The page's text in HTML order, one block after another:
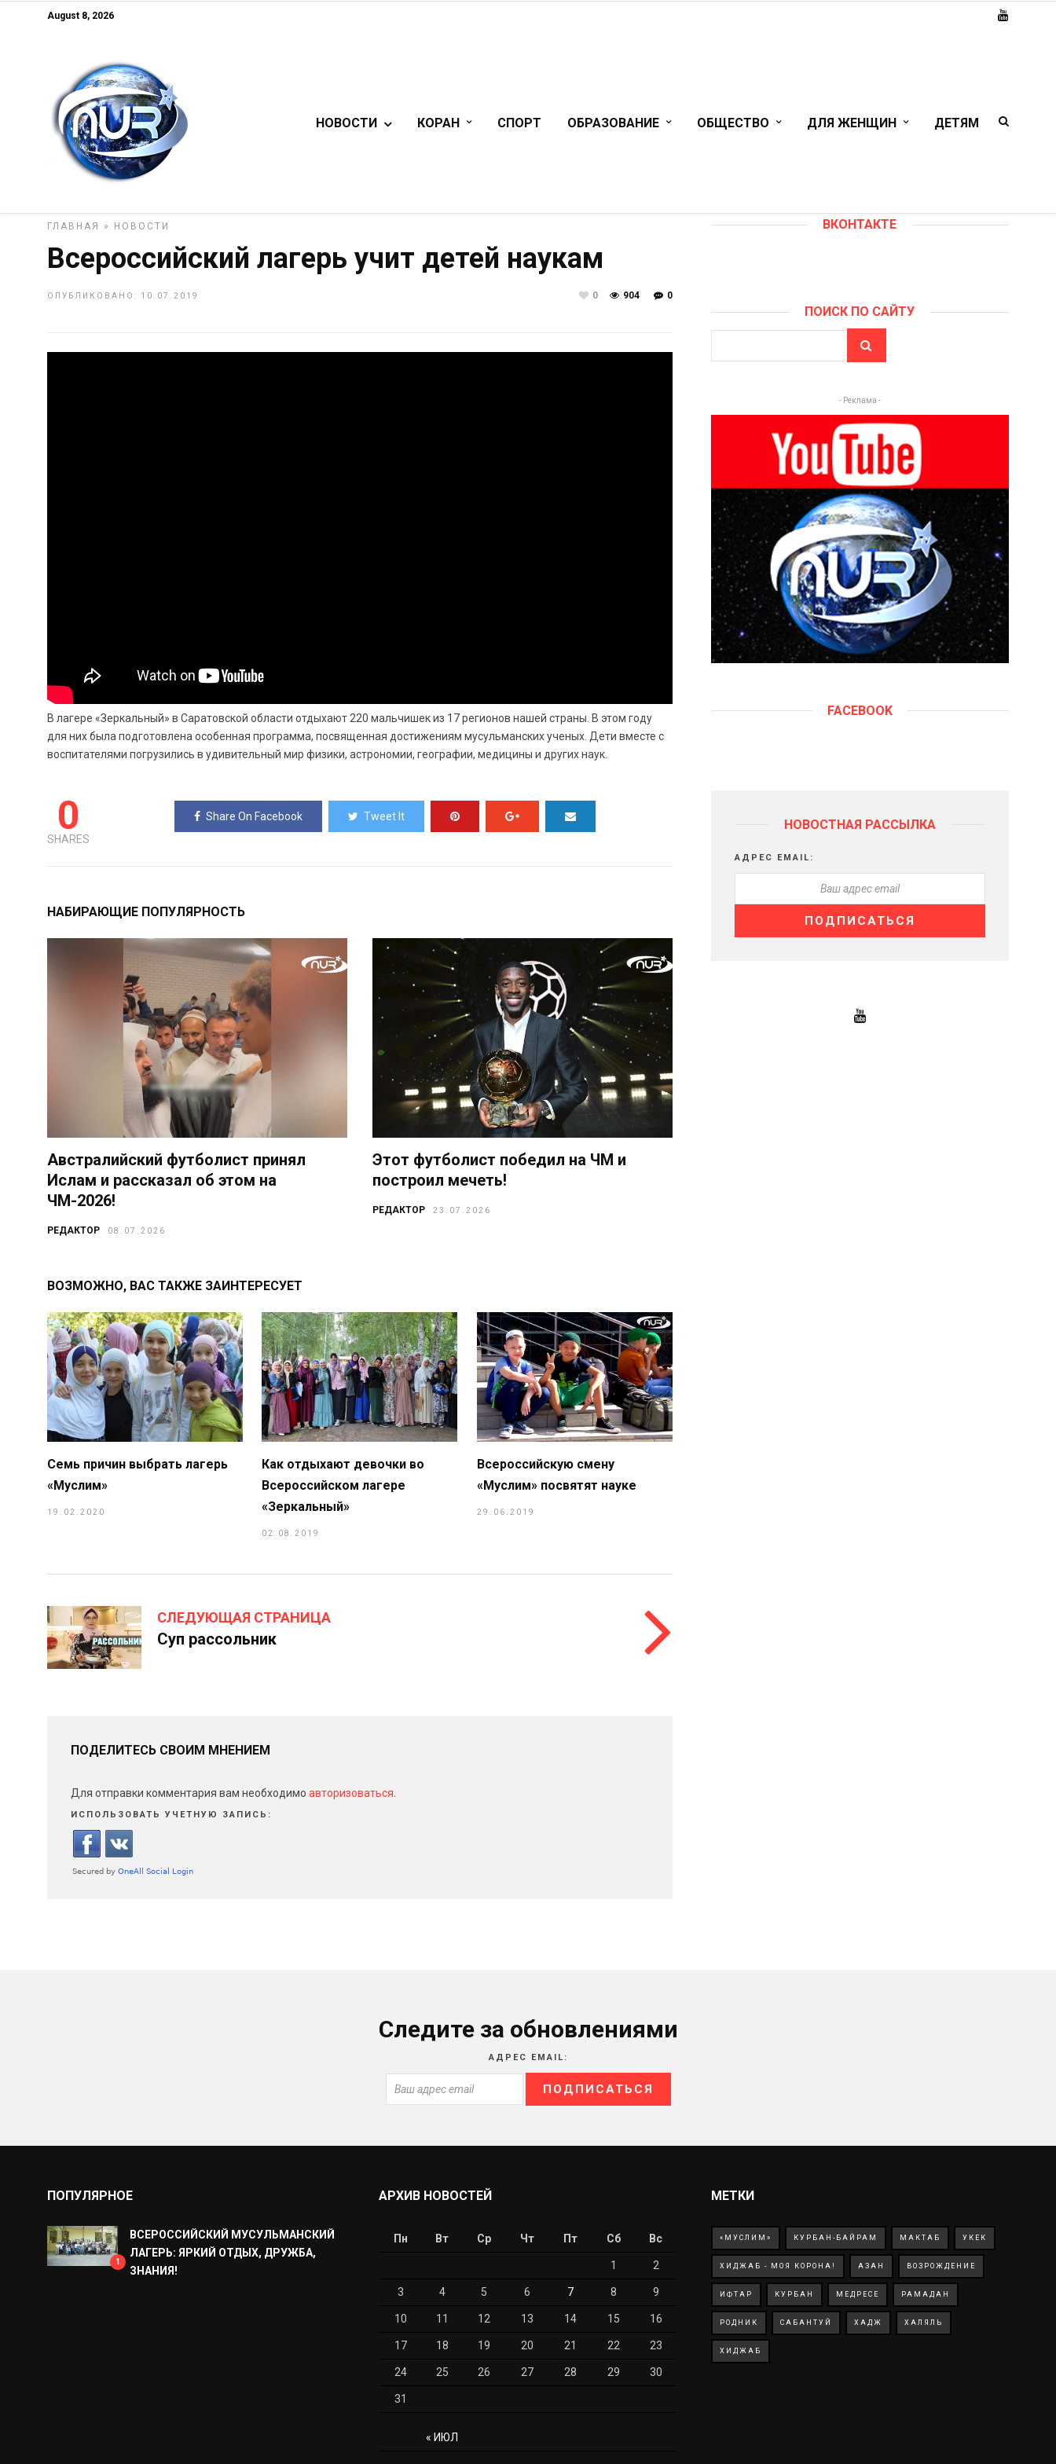
August 8, 2026
НОВОСТИ КОРАН СПОРТ ОБРАЗОВАНИЕ ОБЩЕСТВО ДЛЯ ЖЕНЩИН ДЕТЯМ
ГЛАВНАЯ » НОВОСТИ
Всероссийский лагерь учит детей наукам
ОПУБЛИКОВАНО: 10.07.2019 0
904
0
В лагере «Зеркальный» в Саратовской области отдыхают 220 мальчишек из 17 регионов нашей страны. В этом году
для них была подготовлена особенная программа, посвященная достижениям мусульманских ученых. Дети вместе с
воспитателями погрузились в удивительный мир физики, астрономии, географии, медицины и других наук.
0
SHARES
Share On Facebook Tweet It
НАБИРАЮЩИЕ ПОПУЛЯРНОСТЬ
Австралийский футболист принял
Ислам и рассказал об этом на
ЧМ-2026!
РЕДАКТОР 08.07.2026
Этот футболист победил на ЧМ и
построил мечеть!
РЕДАКТОР 23.07.2026
ВОЗМОЖНО, ВАС ТАКЖЕ ЗАИНТЕРЕСУЕТ
Семь причин выбрать лагерь
«Муслим»
19.02.2020
Как отдыхают девочки во
Всероссийском лагере
«Зеркальный»
02.08.2019
Всероссийскую смену
«Муслим» посвятят науке
29.06.2019
СЛЕДУЮЩАЯ СТРАНИЦА
Суп рассольник
ПОДЕЛИТЕСЬ СВОИМ МНЕНИЕМ
Для отправки комментария вам необходимо авторизоваться.
ИСПОЛЬЗОВАТЬ УЧЕТНУЮ ЗАПИСЬ:
ВКОНТАКТЕ
ПОИСК ПО САЙТУ
- Реклама -
FACEBOOK
НОВОСТНАЯ РАССЫЛКА
АДРЕС EMAIL:
Следите за обновлениями
АДРЕС EMAIL:
ПОПУЛЯРНОЕ
1
ВСЕРОССИЙСКИЙ МУСУЛЬМАНСКИЙ
ЛАГЕРЬ: ЯРКИЙ ОТДЫХ, ДРУЖБА,
ЗНАНИЯ!
АРХИВ НОВОСТЕЙ
Пн Вт Ср Чт Пт Сб Вс
« ИЮЛ
1 2
3 4 5 6 7 8 9
10 11 12 13 14 15 16
17 18 19 20 21 22 23
24 25 26 27 28 29 30
31
МЕТКИ
«МУСЛИМ» КУРБАН-БАЙРАМ МАКТАБ УКЕК
ХИДЖАБ - МОЯ КОРОНА! АЗАН ВОЗРОЖДЕНИЕ
ИФТАР КУРБАН МЕДРЕСЕ РАМАДАН
РОДНИК САБАНТУЙ ХАДЖ ХАЛЯЛЬ
ХИДЖАБ